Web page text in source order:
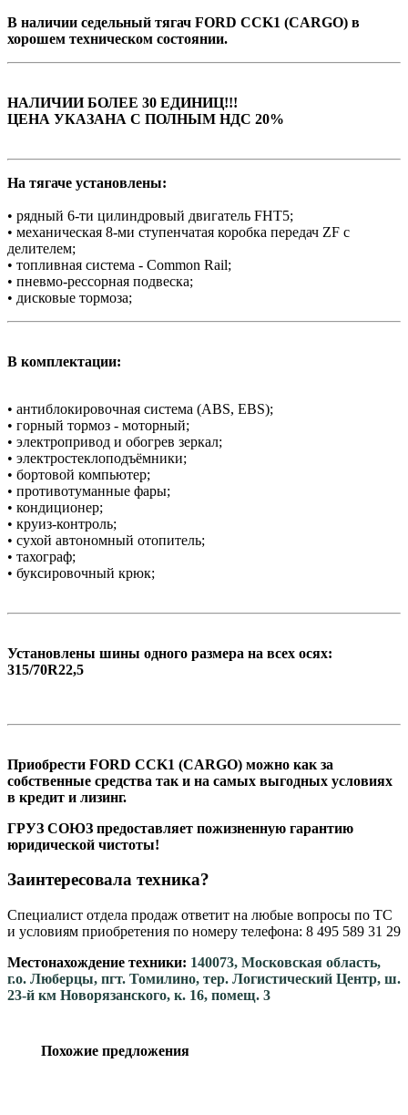
В наличии седельный тягач FORD CCK1 (CARGO) в
хорошем техническом состоянии.
НАЛИЧИИ БОЛЕЕ 30 ЕДИНИЦ!!!
ЦЕНА УКАЗАНА С ПОЛНЫМ НДС 20%
На тягаче установлены:
• рядный 6-ти цилиндровый двигатель FHT5;
• механическая 8-ми ступенчатая коробка передач ZF с
делителем;
• топливная система - Common Rail;
• пневмо-рессорная подвеска;
• дисковые тормоза;
В комплектации:
• антиблокировочная система (АBS, EBS);
• горный тормоз - моторный;
• электропривод и обогрев зеркал;
• электростеклоподъёмники;
• бортовой компьютер;
• противотуманные фары;
• кондиционер;
• круиз-контроль;
• сухой автономный отопитель;
• тахограф;
• буксировочный крюк;
Установлены шины одного размера на всех осях:
315/70R22,5
Приобрести FORD CCK1 (CARGO) можно как за
собственные средства так и на самых выгодных условиях
в кредит и лизинг.
ГРУЗ СОЮЗ предоставляет пожизненную гарантию
юридической чистоты!
Заинтересовала техника?
Специалист отдела продаж ответит на любые вопросы по ТС
и условиям приобретения по номеру телефона: 8 495 589 31 29
Местонахождение техники: 140073, Московская область,
г.о. Люберцы, пгт. Томилино, тер. Логистический Центр, ш.
23-й км Новорязанского, к. 16, помещ. 3
Похожие предложения